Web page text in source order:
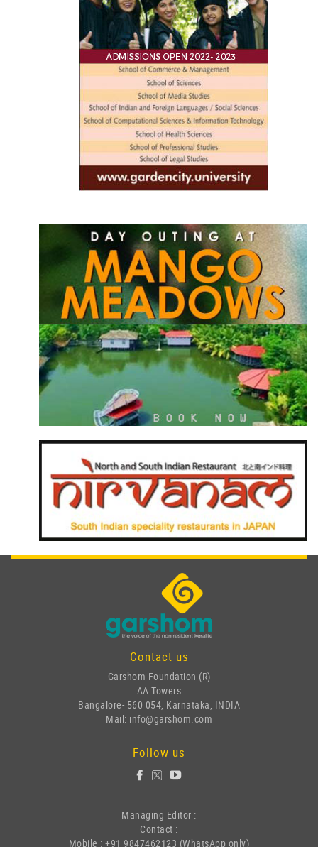
Contact us
Garshom Foundation (R)
AA Towers
Bangalore- 560 054, Karnataka, INDIA
Mail: info@garshom.com
Follow us
Managing Editor :
Contact :
Mobile : +91 9847462123 (WhatsApp only)